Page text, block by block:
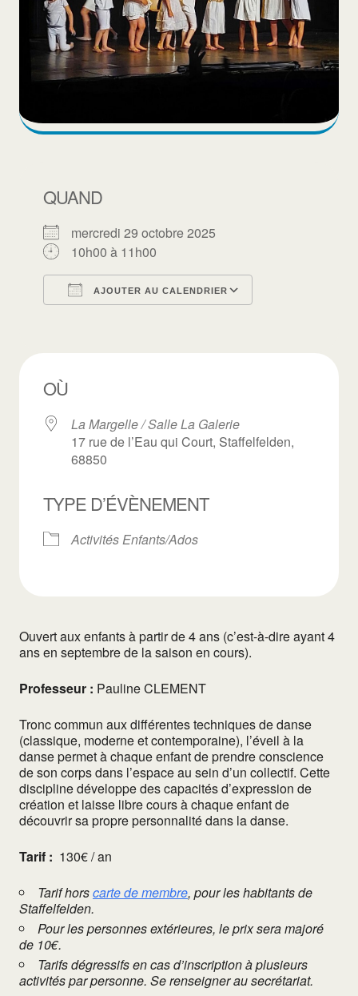
QUAND
mercredi 29 octobre 2025
10h00 à 11h00
AJOUTER AU CALENDRIER
OÙ
La Margelle / Salle La Galerie
17 rue de l’Eau qui Court, Staffelfelden,
68850
TYPE D’ÉVÈNEMENT
Activités Enfants/Ados
Ouvert aux enfants à partir de 4 ans (c’est-à-dire ayant 4
ans en septembre de la saison en cours).
Professeur : Pauline CLEMENT
Tronc commun aux différentes techniques de danse
(classique, moderne et contemporaine), l’éveil à la
danse permet à chaque enfant de prendre conscience
de son corps dans l’espace au sein d’un collectif. Cette
discipline développe des capacités d’expression de
création et laisse libre cours à chaque enfant de
découvrir sa propre personnalité dans la danse.
Tarif : 130€ / an
Tarif horscarte de membre, pour les habitants de
Staffelfelden.
Pour les personnes extérieures, le prix sera majoré
de 10€.
Tarifs dégressifs en cas d’inscription à plusieurs
activités par personne. Se renseigner au secrétariat.